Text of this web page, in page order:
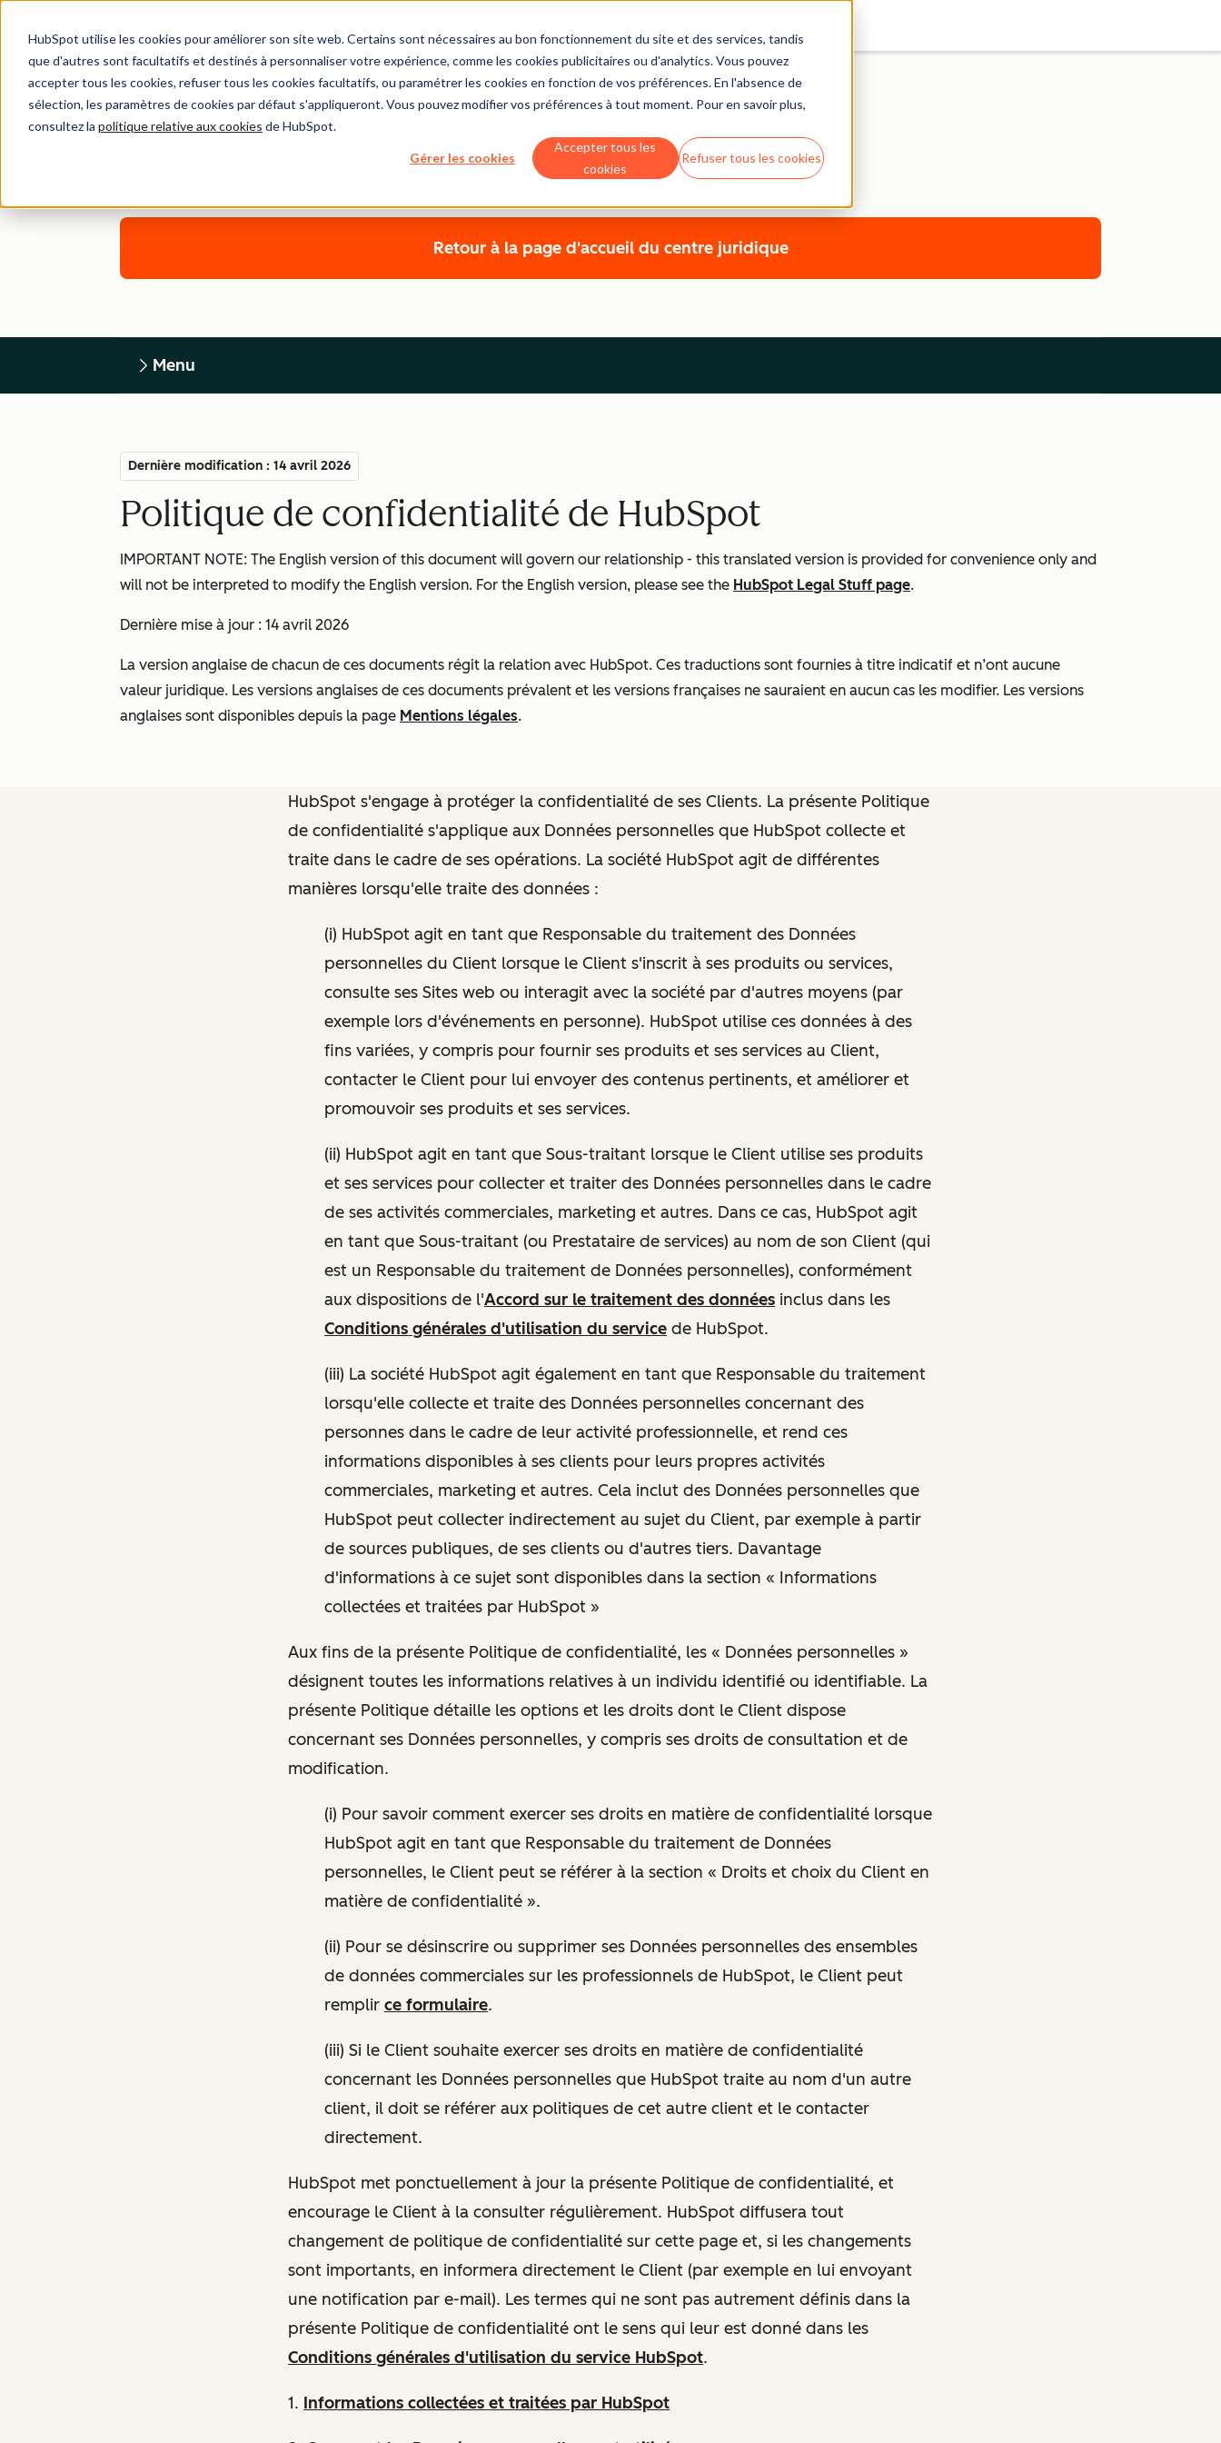
HubSpot utilise les cookies pour améliorer son site web. Certains sont nécessaires au bon fonctionnement du site et des services, tandis
que d'autres sont facultatifs et destinés à personnaliser votre expérience, comme les cookies publicitaires ou d'analytics. Vous pouvez
accepter tous les cookies, refuser tous les cookies facultatifs, ou paramétrer les cookies en fonction de vos préférences. En l'absence de
sélection, les paramètres de cookies par défaut s'appliqueront. Vous pouvez modifier vos préférences à tout moment. Pour en savoir plus,
consultez la politique relative aux cookies de HubSpot.
Gérer les cookies
Accepter tous les
cookies
Refuser tous les cookies
Centre légal
POLITIQUE DE CONFIDENTIALITÉ DE HUBSPOT
Retour à la page d'accueil du centre juridique
Menu
Dernière modification : 14 avril 2026
Politique de confidentialité de HubSpot
IMPORTANT NOTE: The English version of this document will govern our relationship - this translated version is provided for convenience only and
will not be interpreted to modify the English version. For the English version, please see the HubSpot Legal Stuff page.
Dernière mise à jour : 14 avril 2026
La version anglaise de chacun de ces documents régit la relation avec HubSpot. Ces traductions sont fournies à titre indicatif et n’ont aucune
valeur juridique. Les versions anglaises de ces documents prévalent et les versions françaises ne sauraient en aucun cas les modifier. Les versions
anglaises sont disponibles depuis la page Mentions légales.
HubSpot s'engage à protéger la confidentialité de ses Clients. La présente Politique
de confidentialité s'applique aux Données personnelles que HubSpot collecte et
traite dans le cadre de ses opérations. La société HubSpot agit de différentes
manières lorsqu'elle traite des données :
(i) HubSpot agit en tant que Responsable du traitement des Données
personnelles du Client lorsque le Client s'inscrit à ses produits ou services,
consulte ses Sites web ou interagit avec la société par d'autres moyens (par
exemple lors d'événements en personne). HubSpot utilise ces données à des
fins variées, y compris pour fournir ses produits et ses services au Client,
contacter le Client pour lui envoyer des contenus pertinents, et améliorer et
promouvoir ses produits et ses services.
(ii) HubSpot agit en tant que Sous-traitant lorsque le Client utilise ses produits
et ses services pour collecter et traiter des Données personnelles dans le cadre
de ses activités commerciales, marketing et autres. Dans ce cas, HubSpot agit
en tant que Sous-traitant (ou Prestataire de services) au nom de son Client (qui
est un Responsable du traitement de Données personnelles), conformément
aux dispositions de l'Accord sur le traitement des données inclus dans les
Conditions générales d'utilisation du service de HubSpot.
(iii) La société HubSpot agit également en tant que Responsable du traitement
lorsqu'elle collecte et traite des Données personnelles concernant des
personnes dans le cadre de leur activité professionnelle, et rend ces
informations disponibles à ses clients pour leurs propres activités
commerciales, marketing et autres. Cela inclut des Données personnelles que
HubSpot peut collecter indirectement au sujet du Client, par exemple à partir
de sources publiques, de ses clients ou d'autres tiers. Davantage
d'informations à ce sujet sont disponibles dans la section « Informations
collectées et traitées par HubSpot »
Aux fins de la présente Politique de confidentialité, les « Données personnelles »
désignent toutes les informations relatives à un individu identifié ou identifiable. La
présente Politique détaille les options et les droits dont le Client dispose
concernant ses Données personnelles, y compris ses droits de consultation et de
modification.
(i) Pour savoir comment exercer ses droits en matière de confidentialité lorsque
HubSpot agit en tant que Responsable du traitement de Données
personnelles, le Client peut se référer à la section « Droits et choix du Client en
matière de confidentialité ».
(ii) Pour se désinscrire ou supprimer ses Données personnelles des ensembles
de données commerciales sur les professionnels de HubSpot, le Client peut
remplir ce formulaire.
(iii) Si le Client souhaite exercer ses droits en matière de confidentialité
concernant les Données personnelles que HubSpot traite au nom d'un autre
client, il doit se référer aux politiques de cet autre client et le contacter
directement.
HubSpot met ponctuellement à jour la présente Politique de confidentialité, et
encourage le Client à la consulter régulièrement. HubSpot diffusera tout
changement de politique de confidentialité sur cette page et, si les changements
sont importants, en informera directement le Client (par exemple en lui envoyant
une notification par e-mail). Les termes qui ne sont pas autrement définis dans la
présente Politique de confidentialité ont le sens qui leur est donné dans les
Conditions générales d'utilisation du service HubSpot.
1. Informations collectées et traitées par HubSpot